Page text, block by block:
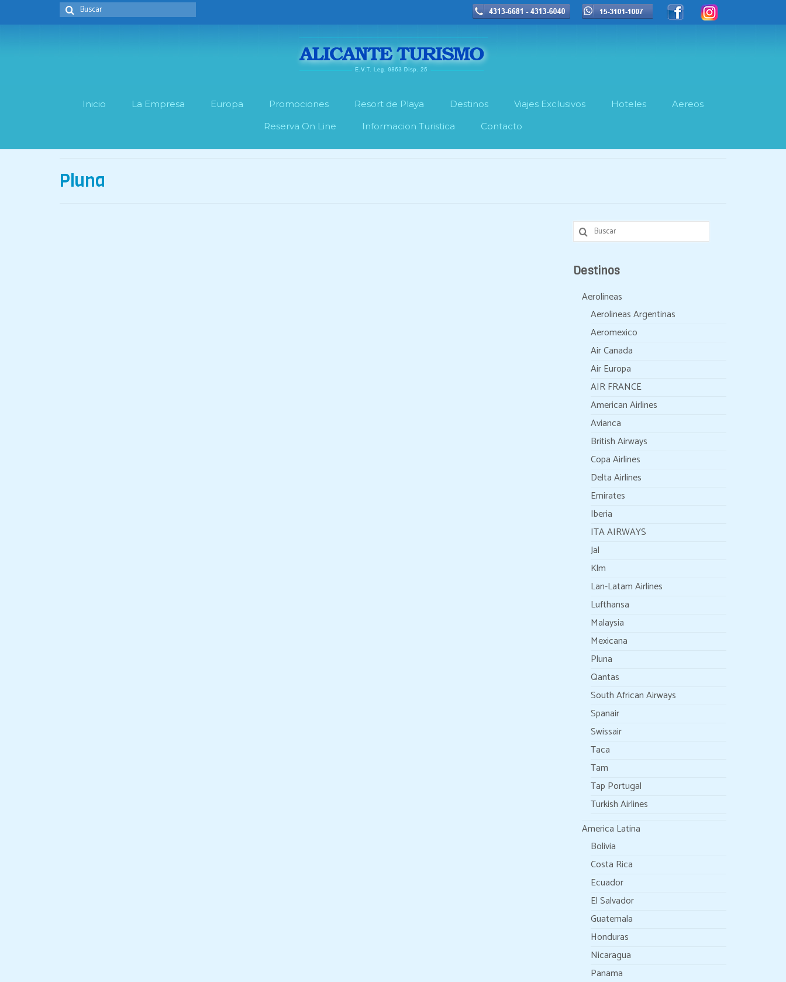
Buscar
por:
Inicio La Empresa Europa Promociones Resort de Playa Destinos Viajes Exclusivos Hoteles
Aereos
Reserva On Line
Informacion Turistica Contacto
Pluna
Buscar
por:
Destinos
Aerolineas
Aerolineas Argentinas
Aeromexico
Air Canada
Air Europa
AIR FRANCE
American Airlines
Avianca
British Airways
Copa Airlines
Delta Airlines
Emirates
Iberia
ITA AIRWAYS
Jal
Klm
Lan-Latam Airlines
Lufthansa
Malaysia
Mexicana
Pluna
Qantas
South African Airways
Spanair
Swissair
Taca
Tam
Tap Portugal
Turkish Airlines
America Latina
Bolivia
Costa Rica
Ecuador
El Salvador
Guatemala
Honduras
Nicaragua
Panama